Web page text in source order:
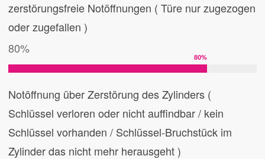
zerstörungsfreie Notöffnungen ( Türe nur zugezogen
oder zugefallen )
80%
80%
Notöffnung über Zerstörung des Zylinders (
Schlüssel verloren oder nicht auffindbar / kein
Schlüssel vorhanden / Schlüssel-Bruchstück im
Zylinder das nicht mehr herausgeht )